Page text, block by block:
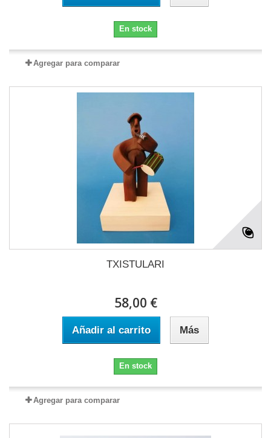
En stock
Agregar para comparar
TXISTULARI
58,00 €
Añadir al carrito Más
En stock
Agregar para comparar